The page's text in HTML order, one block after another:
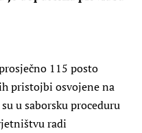
115 posto
pristojbi osvojene na
u saborsku proceduru
radi